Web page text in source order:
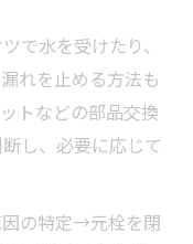
きの注意点
正しい使い方
の実践ポイント
料の選び方
で水を受けたり、
れを止める方法も
トなどの部品交換
し、必要に応じて
の特定→元栓を閉